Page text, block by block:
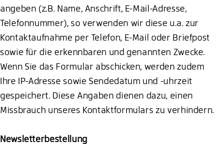
angeben (z.B. Name, Anschrift, E-Mail-Adresse,
Telefonnummer), so verwenden wir diese u.a. zur
Kontaktaufnahme per Telefon, E-Mail oder Briefpost
sowie für die erkennbaren und genannten Zwecke.
Wenn Sie das Formular abschicken, werden zudem
Ihre IP-Adresse sowie Sendedatum und -uhrzeit
gespeichert. Diese Angaben dienen dazu, einen
Missbrauch unseres Kontaktformulars zu verhindern.
Newsletterbestellung